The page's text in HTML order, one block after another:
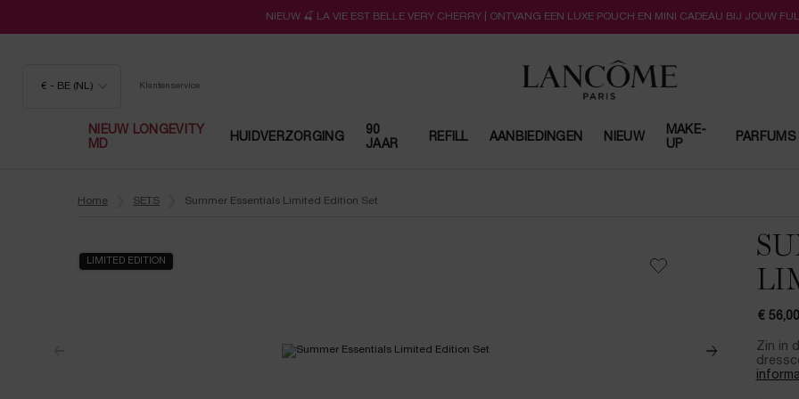
NIEUW 🍒 LA VIE EST BELLE VERY CHERRY | ONTVANG EEN LUXE POUCH EN MINI CADEAU BIJ JOUW
€ - BE (NL) Klantenservice
NIEUW LONGEVITY
MD
HUIDVERZORGING
90
JAAR
REFILL AANBIEDINGEN NIEUW
MAKE-
UP
PARFUMS
Home SETS Summer Essentials Limited Edition Set
€ 56,00
Zin in
LIMITED EDITION